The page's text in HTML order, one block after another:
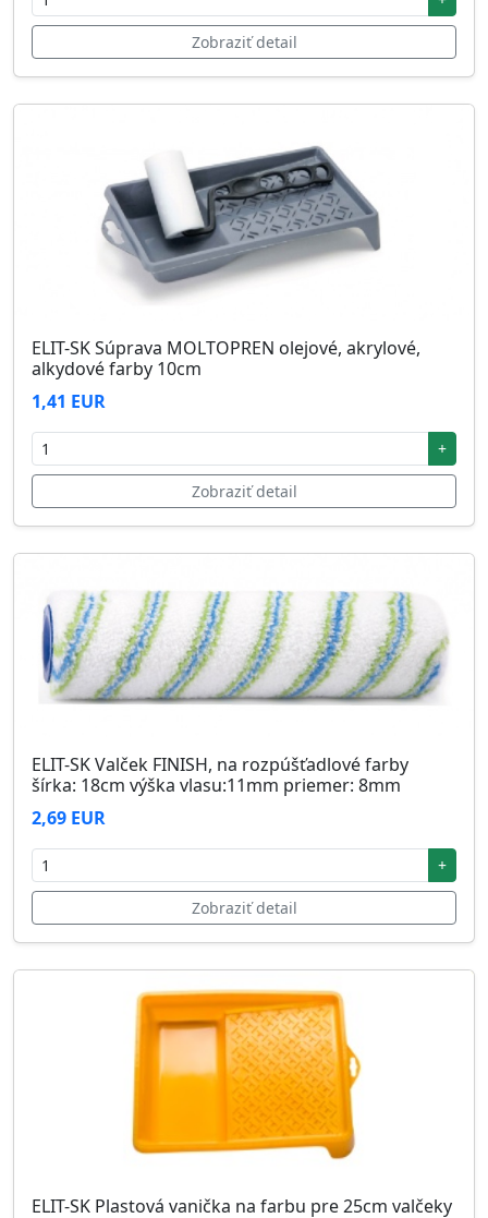
Zobraziť detail
ELIT-SK Súprava MOLTOPREN olejové, akrylové,
alkydové farby 10cm
1,41 EUR
+
Zobraziť detail
ELIT-SK Valček FINISH, na rozpúšťadlové farby
šírka: 18cm výška vlasu:11mm priemer: 8mm
2,69 EUR
+
Zobraziť detail
ELIT-SK Plastová vanička na farbu pre 25cm valčeky